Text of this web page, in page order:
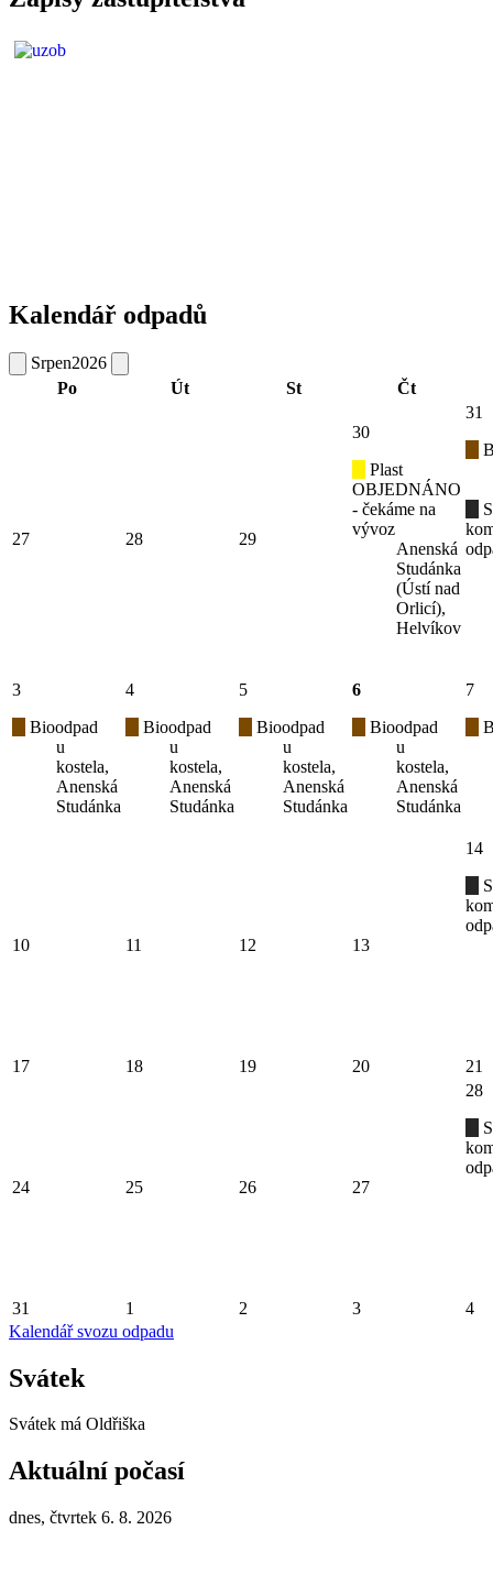
Kalendář odpadů
Srpen2026
Po
Út St Čt
27 28 29
30
Plast
OBJEDNÁNO
- čekáme na
vývoz
Anenská
Studánka
(Ústí nad
Orlicí),
Helvíkov
31
3
Bioodpad
u
kostela,
Anenská
Studánka
4
Bioodpad
u
kostela,
Anenská
Studánka
5
Bioodpad
u
kostela,
Anenská
Studánka
6
Bioodpad
u
kostela,
Anenská
Studánka
7
10 11 12 13
14
17 18 19 20 21
24 25 26 27
28
31 1 2 3
4
Kalendář svozu odpadu
Svátek
Svátek má Oldřiška
Aktuální počasí
dnes, čtvrtek 6. 8. 2026